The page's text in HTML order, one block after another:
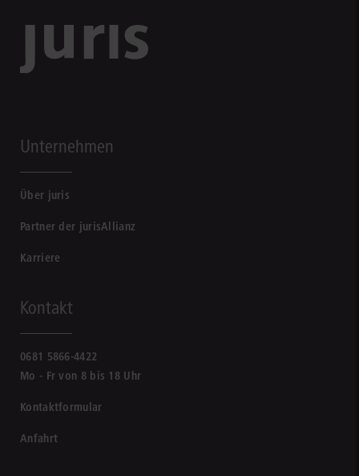
Unternehmen
Über juris
Partner der jurisAllianz
Karriere
Kontakt
0681 5866-4422
Mo - Fr von 8 bis 18 Uhr
Kontaktformular
Anfahrt